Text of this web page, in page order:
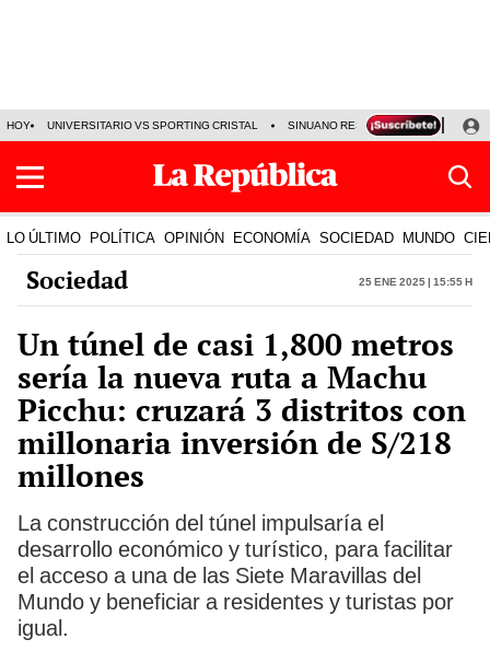
HOY UNIVERSITARIO VS SPORTING CRISTAL SINUANO RESULTADOS HOY
LO ÚLTIMO POLÍTICA OPINIÓN ECONOMÍA SOCIEDAD MUNDO
Sociedad 25 Ene 2025 | 15:55 h
Un túnel de casi 1,800 metros
sería la nueva ruta a Machu
Picchu: cruzará 3 distritos con
millonaria inversión de S/218
millones
La construcción del túnel impulsaría el
desarrollo económico y turístico, para facilitar
el acceso a una de las Siete Maravillas del
Mundo y beneficiar a residentes y turistas por
igual.